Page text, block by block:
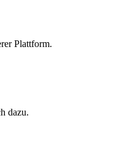
Plattform.
dazu.